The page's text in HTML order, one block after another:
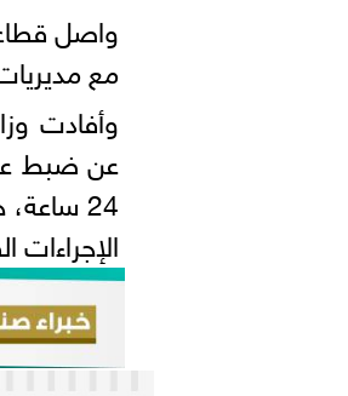
واصل قطاع
مع
وأفادت
عن ضبط
24 ساعة، حيث تم ضبط نحو 5 أطنان
الإجراءات